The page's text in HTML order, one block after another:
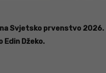
Svjetsko prvenstvo 2026.
Džeko.